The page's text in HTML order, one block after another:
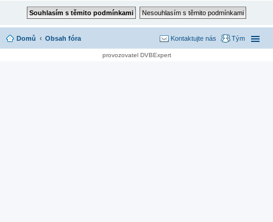
Domů Obsah fóra Tým
Kontaktujte nás
provozovatel DVBExpert